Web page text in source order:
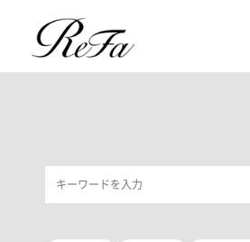
ReFa商品をご紹介します。プレゼント選び
限定ラッピングバック・ショッパーまたは
大切な人への贈り物にリファオリジナルシ
リファロゴが入った、白色のショッパーを